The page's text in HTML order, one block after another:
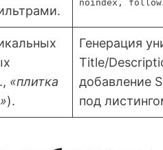
noindex, follow
«плитка
).
Генерация
Title/
добавление
под